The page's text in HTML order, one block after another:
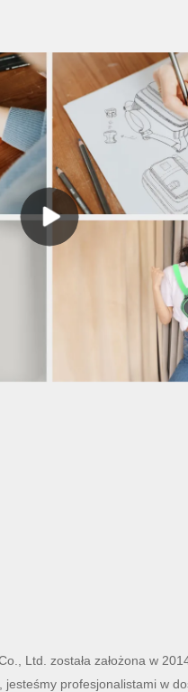
Ltd. została założona w
profesjonalistami w